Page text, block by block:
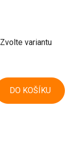
Zvolte variantu
DO KOŠÍKU